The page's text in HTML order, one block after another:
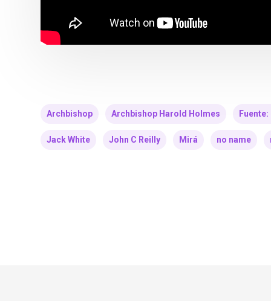
Archbishop Archbishop Harold Holmes
Jack White John C Reilly Mirá no name